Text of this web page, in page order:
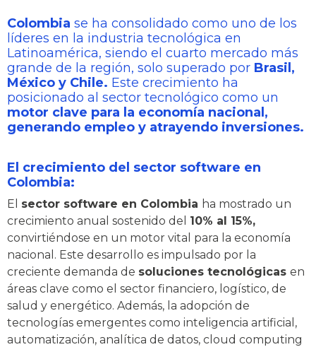
Colombia se ha consolidado como uno de los
líderes en la industria tecnológica en
Latinoamérica, siendo el cuarto mercado más
grande de la región, solo superado por Brasil,
México y Chile. Este crecimiento ha
posicionado al sector tecnológico como un
motor clave para la economía nacional,
generando empleo y atrayendo inversiones.
El crecimiento del sector software en
Colombia:
El sector software en Colombia ha mostrado un
crecimiento anual sostenido del 10% al 15%,
convirtiéndose en un motor vital para la economía
nacional. Este desarrollo es impulsado por la
creciente demanda de soluciones tecnológicas en
áreas clave como el sector financiero, logístico, de
salud y energético. Además, la adopción de
tecnologías emergentes como inteligencia artificial,
automatización, analítica de datos, cloud computing